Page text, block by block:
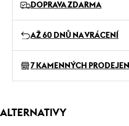
DOPRAVA ZDARMA
AŽ 60 DNŮ NA VRÁCENÍ
7 KAMENNÝCH PRODEJEN
ALTERNATIVY